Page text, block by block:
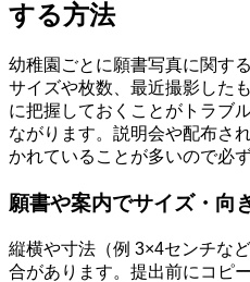
する方法
幼稚園ごとに願書写真に関す
サイズや枚数、最近撮影した
に把握しておくことがトラブ
ながります。説明会や配布さ
かれていることが多いので必
願書や案内でサイズ・向
縦横や寸法（例 3×4センチな
合があります。提出前にコピ